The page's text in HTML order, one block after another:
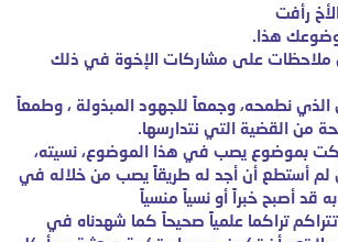
رأفت
هذا.
ملاحظات على مشاركات الإخوة في ذلك
نطمحه، وجمعاً للجهود المبذولة ، وطمعاً
من القضية التي نتدارسها.
بموضوع يصب في هذا الموضوع، نسيته،
لم أستطع أن أجد له طريقاً يصب من خلاله في
قد أصبح خبراً أو نسياً منسياً
تراكما علمياًَ صحيحاً كما شهدناه في